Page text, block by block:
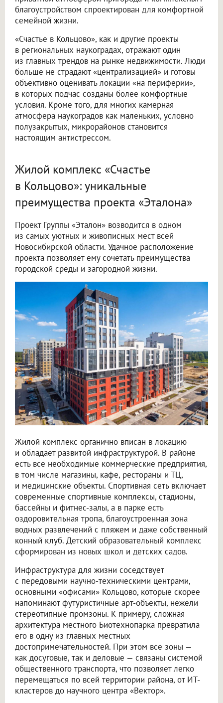
благоустройством спроектирован для комфортной
семейной жизни.
«Счастье в Кольцово», как и другие проекты
в региональных наукоградах, отражают один
из главных трендов на рынке недвижимости. Люди
больше не страдают «централизацией» и готовы
объективно оценивать локации «на периферии»,
в которых подчас созданы более комфортные
условия. Кроме того, для многих камерная
атмосфера наукоградов как маленьких, условно
полузакрытых, микрорайонов становится
настоящим антистрессом.
Жилой комплекс «Счастье
в Кольцово»: уникальные
преимущества проекта «Эталона»
Проект Группы «Эталон» возводится в одном
из самых уютных и живописных мест всей
Новосибирской области. Удачное расположение
проекта позволяет ему сочетать преимущества
городской среды и загородной жизни.
Жилой комплекс органично вписан в локацию
и обладает развитой инфраструктурой. В районе
есть все необходимые коммерческие предприятия,
в том числе магазины, кафе, рестораны и ТЦ,
и медицинские объекты. Спортивная сеть включает
современные спортивные комплексы, стадионы,
бассейны и фитнес-залы, а в парке есть
оздоровительная тропа, благоустроенная зона
водных развлечений с пляжем и даже собственный
конный клуб. Детский образовательный комплекс
сформирован из новых школ и детских садов.
Инфраструктура для жизни соседствует
с передовыми научно-техническими центрами,
основными «офисами» Кольцово, которые скорее
напоминают футуристичные арт-объекты, нежели
стереотипные промзоны. К примеру, сложная
архитектура местного Биотехнопарка превратила
его в одну из главных местных
достопримечательностей. При этом все зоны —
как досуговые, так и деловые — связаны системой
общественного транспорта, что позволяет легко
перемещаться по всей территории района, от ИТ-
кластеров до научного центра «Вектор».